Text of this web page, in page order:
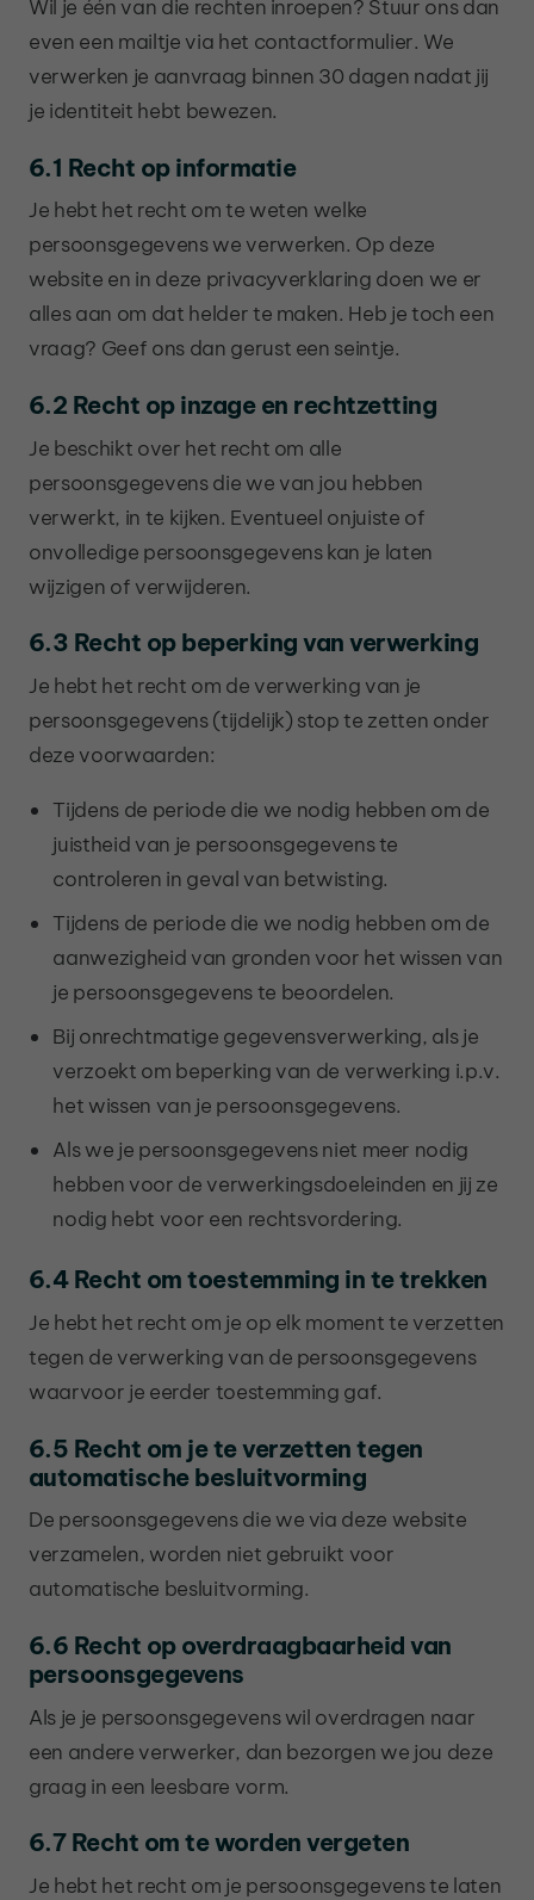
Wil je één van die rechten inroepen? Stuur ons dan
even een mailtje via het contactformulier. We
verwerken je aanvraag binnen 30 dagen nadat jij
je identiteit hebt bewezen.
6.1 Recht op informatie
Je hebt het recht om te weten welke
persoonsgegevens we verwerken. Op deze
website en in deze privacyverklaring doen we er
alles aan om dat helder te maken. Heb je toch een
vraag? Geef ons dan gerust een seintje.
6.2 Recht op inzage en rechtzetting
Je beschikt over het recht om alle
persoonsgegevens die we van jou hebben
verwerkt, in te kijken. Eventueel onjuiste of
onvolledige persoonsgegevens kan je laten
wijzigen of verwijderen.
6.3 Recht op beperking van verwerking
Je hebt het recht om de verwerking van je
persoonsgegevens (tijdelijk) stop te zetten onder
deze voorwaarden:
Tijdens de periode die we nodig hebben om de
juistheid van je persoonsgegevens te
controleren in geval van betwisting.
Tijdens de periode die we nodig hebben om de
aanwezigheid van gronden voor het wissen van
je persoonsgegevens te beoordelen.
Bij onrechtmatige gegevensverwerking, als je
verzoekt om beperking van de verwerking i.p.v.
het wissen van je persoonsgegevens.
Als we je persoonsgegevens niet meer nodig
hebben voor de verwerkingsdoeleinden en jij ze
nodig hebt voor een rechtsvordering.
6.4 Recht om toestemming in te trekken
Je hebt het recht om je op elk moment te verzetten
tegen de verwerking van de persoonsgegevens
waarvoor je eerder toestemming gaf.
6.5 Recht om je te verzetten tegen
automatische besluitvorming
De persoonsgegevens die we via deze website
verzamelen, worden niet gebruikt voor
automatische besluitvorming.
6.6 Recht op overdraagbaarheid van
persoonsgegevens
Als je je persoonsgegevens wil overdragen naar
een andere verwerker, dan bezorgen we jou deze
graag in een leesbare vorm.
6.7 Recht om te worden vergeten
Je hebt het recht om je persoonsgegevens te laten